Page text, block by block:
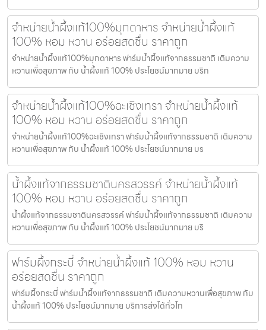
จำหน่ายน้ำผึ้งแท้100%มุกดาหาร จำหน่ายน้ำผึ้งแท้
100% หอม หวาน อร่อยสดชื่น ราคาถูก
จำหน่ายน้ำผึ้งแท้100%มุกดาหาร ฟาร์มน้ำผึ้งแท้จากธรรมชาติ เติมความ
หวานเพื่อสุขภาพ กับ น้ำผึ้งแท้ 100% ประโยชน์มากมาย บริก
จำหน่ายน้ำผึ้งแท้100%ฉะเชิงเทรา จำหน่ายน้ำผึ้งแท้
100% หอม หวาน อร่อยสดชื่น ราคาถูก
จำหน่ายน้ำผึ้งแท้100%ฉะเชิงเทรา ฟาร์มน้ำผึ้งแท้จากธรรมชาติ เติมความ
หวานเพื่อสุขภาพ กับ น้ำผึ้งแท้ 100% ประโยชน์มากมาย บร
น้ำผึ้งแท้จากธรรมชาตินครสวรรค์ จำหน่ายน้ำผึ้งแท้
100% หอม หวาน อร่อยสดชื่น ราคาถูก
น้ำผึ้งแท้จากธรรมชาตินครสวรรค์ ฟาร์มน้ำผึ้งแท้จากธรรมชาติ เติมความ
หวานเพื่อสุขภาพ กับ น้ำผึ้งแท้ 100% ประโยชน์มากมาย บริ
ฟาร์มผึ้งกระบี่ จำหน่ายน้ำผึ้งแท้ 100% หอม หวาน
อร่อยสดชื่น ราคาถูก
ฟาร์มผึ้งกระบี่ ฟาร์มน้ำผึ้งแท้จากธรรมชาติ เติมความหวานเพื่อสุขภาพ กับ
น้ำผึ้งแท้ 100% ประโยชน์มากมาย บริการส่งได้ทั่วไท